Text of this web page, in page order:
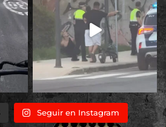
Seguir en Instagram